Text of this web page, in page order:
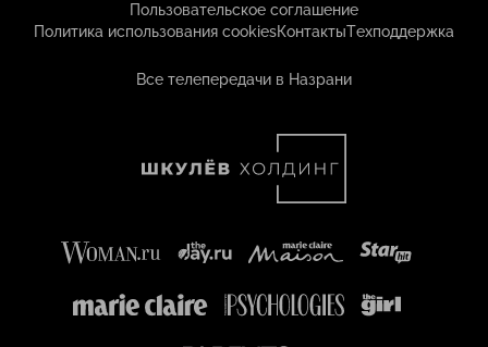
Пользовательское соглашение
Политика использования cookiesКонтактыТехподдержка
Все телепередачи в Назрани